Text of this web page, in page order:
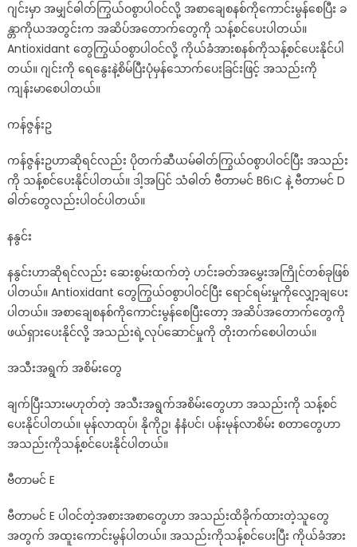
ဂျင်းမှာ အမျှင်ဓါတ်ကြွယ်ဝစွာပါဝင်လို့ အစာချေစနစ်ကိုကောင်းမွန်စေပြီး ခ
န္တာကိုယအတွင်းက အဆိပ်အတောက်တွေကို သန့်စင်ပေးပါတယ်။
Antioxidant တွေကြွယ်ဝစွာပါဝင်လို့ ကိုယ်ခံအားစနစ်ကိုသန့်စင်ပေးနိုင်ပါ
တယ်။ ဂျင်းကို ရေနွေးနဲ့စိမ်ပြီးပုံမှန်သောက်ပေးခြင်းဖြင့် အသည်းကို
ကျန်းမာစေပါတယ်။
ကန်ဇွန်းဥ
ကန်ဇွန်းဥဟာဆိုရင်လည်း ပိုတက်ဆီယမ်ဓါတ်ကြွယ်ဝစွာပါဝင်ပြီး အသည်း
ကို သန့်စင်ပေးနိုင်ပါတယ်။ ဒါ့အပြင် သံဓါတ် ဗီတာမင် B6၊C နဲ့ ဗီတာမင် D
ဓါတ်တွေလည်းပါဝင်ပါတယ်။
နနွင်း
နနွင်းဟာဆိုရင်လည်း ဆေးစွမ်းထက်တဲ့ ဟင်းခတ်အမွှေးအကြိုင်တစ်ခုဖြစ်
ပါတယ်။ Antioxidant တွေကြွယ်ဝစွာပါဝင်ပြီး ရောင်ရမ်းမှုကိုလျှော့ချပေး
ပါတယ်။ အစာချေစနစ်ကိုကောင်းမွန်စေပြီးတော့ အဆိပ်အတောက်တွေကို
ဖယ်ရှားပေးနိုင်လို့ အသည်းရဲ့လုပ်ဆောင်မှုကို တိုးတက်စေပါတယ်။
အသီးအရွက် အစိမ်းတွေ
ချက်ပြီးသားမဟုတ်တဲ့ အသီးအရွက်အစိမ်းတွေဟာ အသည်းကို သန့်စင်
ပေးနိုင်ပါတယ်။ မုန်လာထုပ်၊ နိုကိုဥ၊ နံနံပင်၊ ပန်းမုန်လာစိမ်း စတာတွေဟာ
အသည်းကိုသန့်စင်ပေးနိုင်ပါတယ်။
ဗီတာမင် E
ဗီတာမင် E ပါဝင်တဲ့အစားအစာတွေဟာ အသည်းထိခိုက်ထားတဲ့သူတွေ
အတွက် အထူးကောင်းမွန်ပါတယ်။ အသည်းကိုသန့်စင်ပေးပြီး ကိုယ်ခံအား